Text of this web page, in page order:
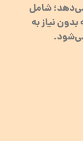
می‌دهد؛ شامل
نیاز به